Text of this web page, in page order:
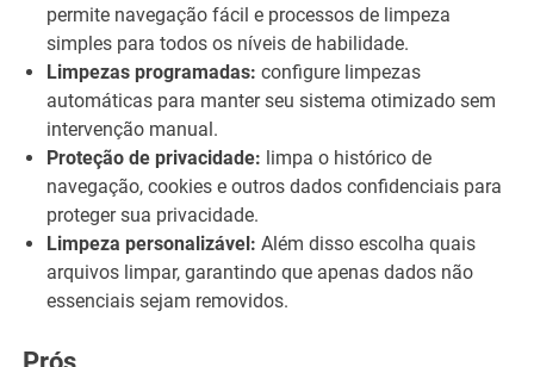
permite navegação fácil e processos de limpeza
simples para todos os níveis de habilidade.
Limpezas programadas: configure limpezas
automáticas para manter seu sistema otimizado sem
intervenção manual.
Proteção de privacidade: limpa o histórico de
navegação, cookies e outros dados confidenciais para
proteger sua privacidade.
Limpeza personalizável: Além disso escolha quais
arquivos limpar, garantindo que apenas dados não
essenciais sejam removidos.